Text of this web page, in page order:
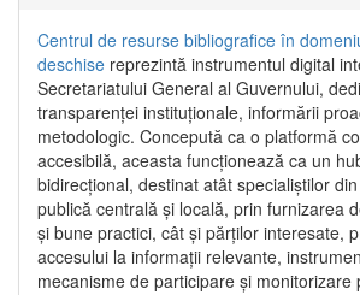
Centrul de resurse bibliografice în
deschise reprezintă instrumentul digital
Secretariatului General al Guvernului,
transparenței instituționale, informării
metodologic. Concepută ca o platformă
accesibilă, aceasta funcționează ca un
bidirecțional, destinat atât specialiștilor
publică centrală și locală, prin furnizarea
și bune practici, cât și părților interesate,
accesului la informații relevante,
mecanisme de participare și monitorizare